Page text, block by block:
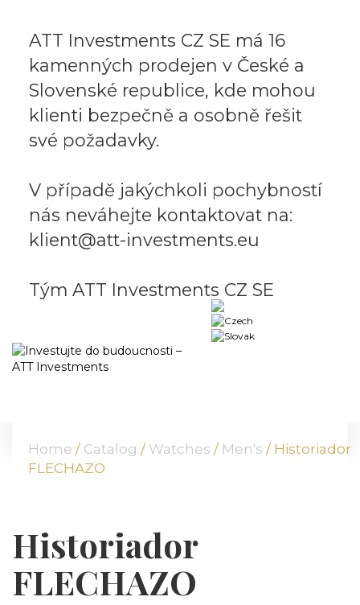
ATT Investments CZ SE má 16
kamenných prodejen v České a
Slovenské republice, kde mohou
klienti bezpečně a osobně řešit
své požadavky.
V případě jakýchkoli pochybností
nás neváhejte kontaktovat na:
klient@att-investments.eu
Tým ATT Investments CZ SE
OUR OFFER
MEDIA
BLOG
Home / Catalog / Watches / Men's / Historiador
FLECHAZO
Historiador
FLECHAZO